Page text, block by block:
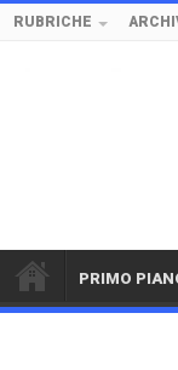
RUBRICHE
PRIMO